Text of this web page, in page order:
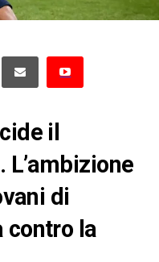
il
L’ambizione
di
contro la